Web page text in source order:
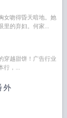
女吻得昏天暗地。她
里的弃妇。何家...
穿越甜饼！广告行业
行，...
外